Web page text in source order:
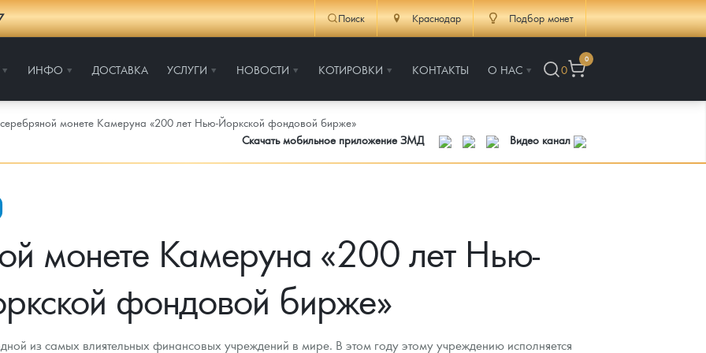
Поиск Краснодар Подбор монет
ИНФО ДОСТАВКА УСЛУГИ НОВОСТИ КОТИРОВКИ КОНТАКТЫ О НАС 0
0
монете Камеруна «200 лет Нью-Йоркской фондовой бирже»
Скачать мобильное приложение ЗМД
Видео канал
монете Камеруна «200 лет Нью-
фондовой бирже»
из самых влиятельных финансовых учреждений в мире. В этом году этому учреждению исполняется